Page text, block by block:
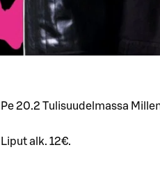
Pe 20.2 Tulisuudelmassa
Liput alk. 12€.